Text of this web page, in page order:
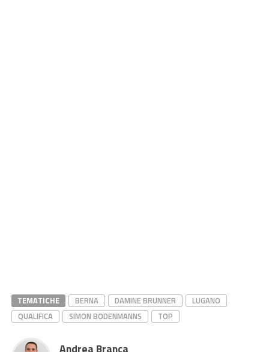
TEMATICHE BERNA DAMINE BRUNNER
LUGANO
QUALIFICA
SIMON BODENMANNS TOP
Andrea Branca